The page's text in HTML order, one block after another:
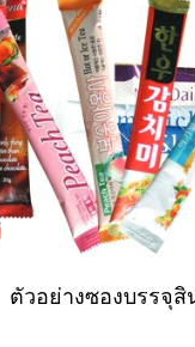
ตัวอย่างซองบรรจุสิ